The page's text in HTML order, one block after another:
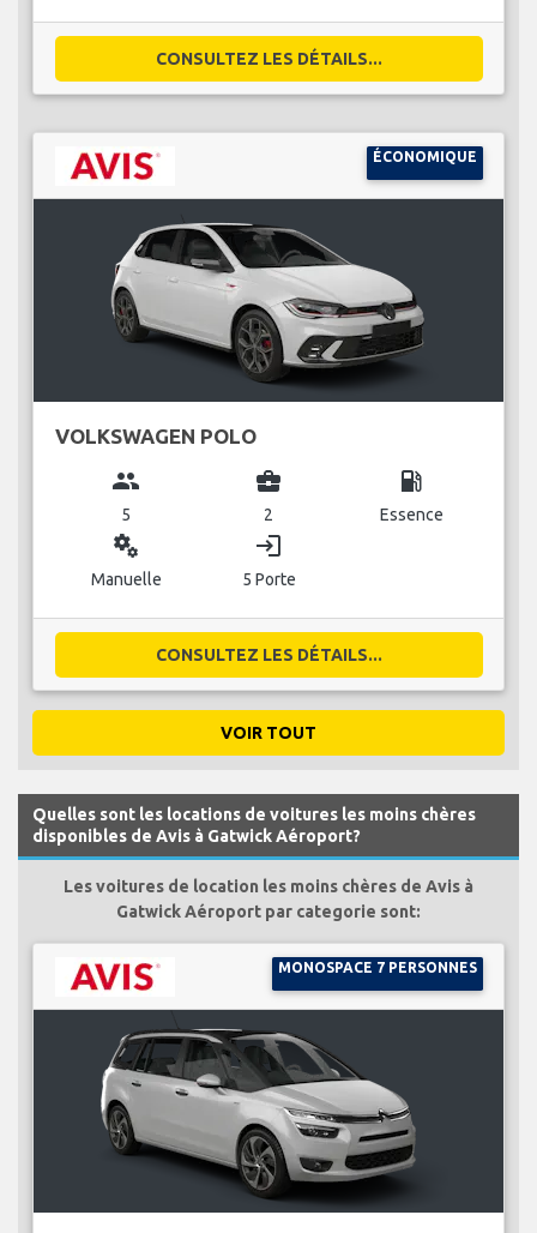
CONSULTEZ LES DÉTAILS...
ÉCONOMIQUE
VOLKSWAGEN POLO
group
5
business_center
2
local_gas_station
Essence
miscellaneous_services
Manuelle
login
5 Porte
CONSULTEZ LES DÉTAILS...
VOIR TOUT
Quelles sont les locations de voitures les moins chères
disponibles de Avis à Gatwick Aéroport?
Les voitures de location les moins chères de Avis à
Gatwick Aéroport par categorie sont:
MONOSPACE 7 PERSONNES